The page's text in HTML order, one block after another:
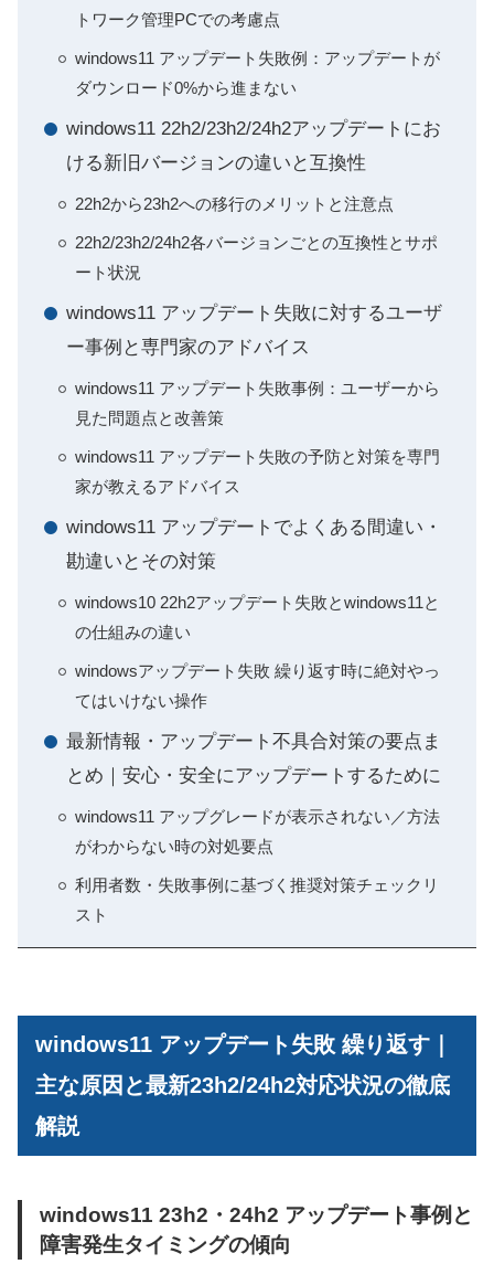
トワーク管理PCでの考慮点
windows11 アップデート失敗例：アップデートが
ダウンロード0%から進まない
windows11 22h2/23h2/24h2アップデートにお
ける新旧バージョンの違いと互換性
22h2から23h2への移行のメリットと注意点
22h2/23h2/24h2各バージョンごとの互換性とサポ
ート状況
windows11 アップデート失敗に対するユーザ
ー事例と専門家のアドバイス
windows11 アップデート失敗事例：ユーザーから
見た問題点と改善策
windows11 アップデート失敗の予防と対策を専門
家が教えるアドバイス
windows11 アップデートでよくある間違い・
勘違いとその対策
windows10 22h2アップデート失敗とwindows11と
の仕組みの違い
windowsアップデート失敗 繰り返す時に絶対やっ
てはいけない操作
最新情報・アップデート不具合対策の要点ま
とめ｜安心・安全にアップデートするために
windows11 アップグレードが表示されない／方法
がわからない時の対処要点
利用者数・失敗事例に基づく推奨対策チェックリ
スト
windows11 アップデート失敗 繰り返す｜
主な原因と最新23h2/24h2対応状況の徹底
解説
windows11 23h2・24h2 アップデート事例と
障害発生タイミングの傾向